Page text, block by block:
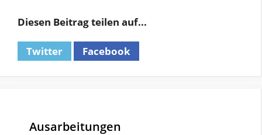
Diesen Beitrag teilen auf...
Twitter Facebook
Ausarbeitungen